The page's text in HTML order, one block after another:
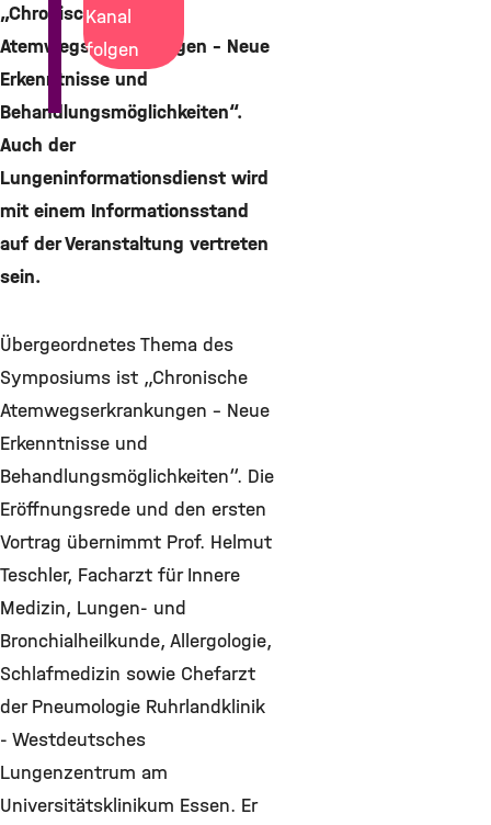
„Chronische
Atemwegserkrankungen – Neue
Erkenntnisse und
Behandlungsmöglichkeiten“.
Auch der
Lungeninformationsdienst wird
mit einem Informationsstand
auf der Veranstaltung vertreten
sein.
Übergeordnetes Thema des
Symposiums ist „Chronische
Atemwegserkrankungen – Neue
Erkenntnisse und
Behandlungsmöglichkeiten“. Die
Eröffnungsrede und den ersten
Vortrag übernimmt Prof. Helmut
Teschler, Facharzt für Innere
Medizin, Lungen- und
Bronchialheilkunde, Allergologie,
Schlafmedizin sowie Chefarzt
der Pneumologie Ruhrlandklinik
- Westdeutsches
Lungenzentrum am
Universitätsklinikum Essen. Er
Kanal
folgen